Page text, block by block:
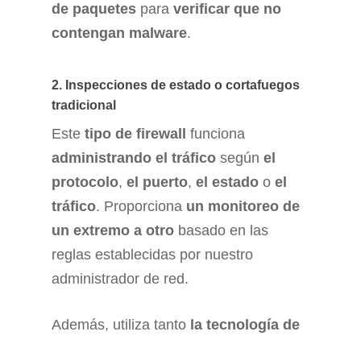
de paquetes para verificar que no
contengan malware.
2. Inspecciones de estado o cortafuegos
tradicional
Este tipo de firewall
funciona
administrando el tráfico según el
protocolo, el puerto, el estado o el
tráfico. Proporciona un monitoreo de
un extremo a otro basado en las
reglas establecidas por nuestro
administrador de red.
Además, utiliza tanto la tecnología de